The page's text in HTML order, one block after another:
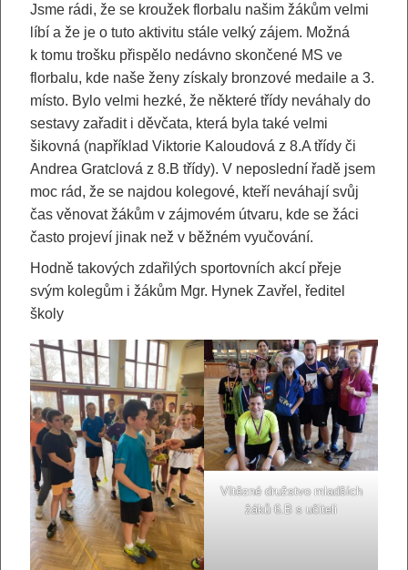
Jsme rádi, že se kroužek florbalu našim žákům velmi
líbí a že je o tuto aktivitu stále velký zájem. Možná
k tomu trošku přispělo nedávno skončené MS ve
florbalu, kde naše ženy získaly bronzové medaile a 3.
místo. Bylo velmi hezké, že některé třídy neváhaly do
sestavy zařadit i děvčata, která byla také velmi
šikovná (například Viktorie Kaloudová z 8.A třídy či
Andrea Gratclová z 8.B třídy). V neposlední řadě jsem
moc rád, že se najdou kolegové, kteří neváhají svůj
čas věnovat žákům v zájmovém útvaru, kde se žáci
často projeví jinak než v běžném vyučování.
Hodně takových zdařilých sportovních akcí přeje
svým kolegům i žákům Mgr. Hynek Zavřel, ředitel
školy
Vítězné družstvo mladších
žáků 6.B s učiteli